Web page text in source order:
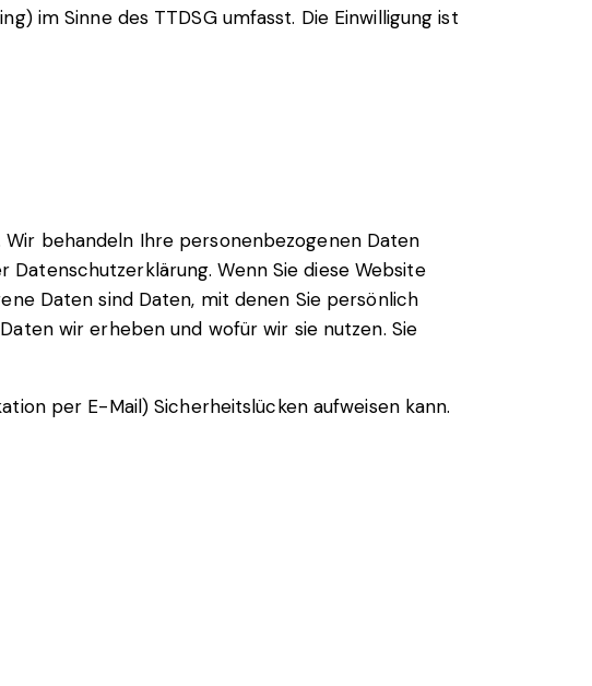
im Sinne des TTDSG umfasst. Die Einwilligung ist
behandeln Ihre personenbezogenen Daten
Wenn Sie diese Website
Daten sind Daten, mit denen Sie persönlich
wir erheben und wofür wir sie nutzen. Sie
per E-Mail) Sicherheitslücken aufweisen kann.